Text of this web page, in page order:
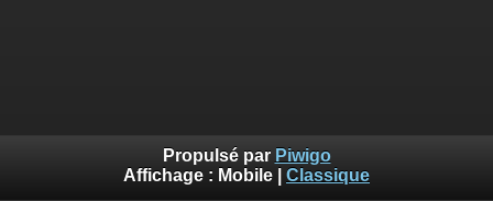
Propulsé par Piwigo
Affichage : Mobile Classique